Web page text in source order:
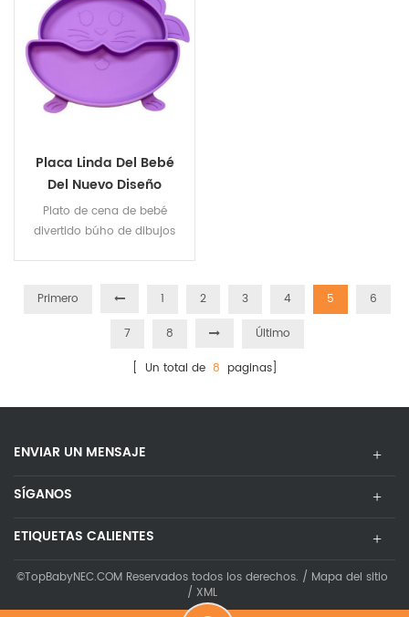
Placa Linda Del Bebé
Del Nuevo Diseño
Animal De La Placa Del
Silicio De La Historieta
Plato de cena de bebé
divertido búho de dibujos
Primero 1 2 3 4 5
6
7
8
Último
[ Un total de 8 paginas]
ENVIAR UN MENSAJE
SÍGANOS
ETIQUETAS CALIENTES
©TopBabyNEC.COM Reservados todos los derechos. / Mapa del sitio
/ XML